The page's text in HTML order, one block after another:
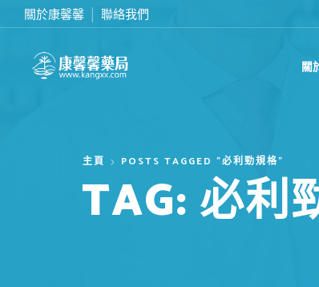
關於康馨馨 聯絡我們
關
主頁 POSTS TAGGED "必利勁規格"
TAG: 必利